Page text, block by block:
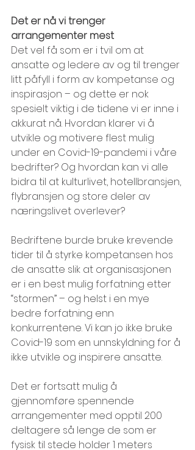
Det er nå vi trenger
arrangementer mest
Det vel få som er i tvil om at
ansatte og ledere av og til trenger
litt påfyll i form av kompetanse og
inspirasjon – og dette er nok
spesielt viktig i de tidene vi er inne i
akkurat nå. Hvordan klarer vi å
utvikle og motivere flest mulig
under en Covid-19-pandemi i våre
bedrifter? Og hvordan kan vi alle
bidra til at kulturlivet, hotellbransjen,
flybransjen og store deler av
næringslivet overlever?
Bedriftene burde bruke krevende
tider til å styrke kompetansen hos
de ansatte slik at organisasjonen
er i en best mulig forfatning etter
“stormen” – og helst i en mye
bedre forfatning enn
konkurrentene. Vi kan jo ikke bruke
Covid-19 som en unnskyldning for å
ikke utvikle og inspirere ansatte.
Det er fortsatt mulig å
gjennomføre spennende
arrangementer med opptil 200
deltagere så lenge de som er
fysisk til stede holder 1 meters